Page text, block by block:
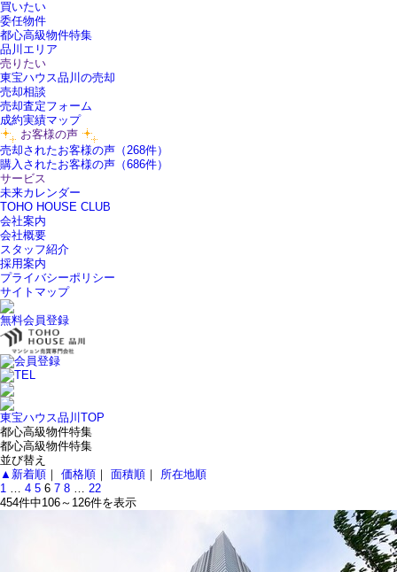
買いたい
委任物件
都心高級物件特集
品川エリア
売りたい
東宝ハウス品川の売却
売却相談
売却査定フォーム
成約実績マップ
お客様の声
売却されたお客様の声（268件）
購入されたお客様の声（686件）
サービス
未来カレンダー
TOHO HOUSE CLUB
会社案内
会社概要
スタッフ紹介
採用案内
プライバシーポリシー
サイトマップ
無料会員登録
東宝ハウス品川TOP
都心高級物件特集
都心高級物件特集
並び替え
▲新着順 ｜ 価格順 ｜ 面積順 ｜ 所在地順
1 … 4 5 6 7 8 … 22
454件中106～126件を表示